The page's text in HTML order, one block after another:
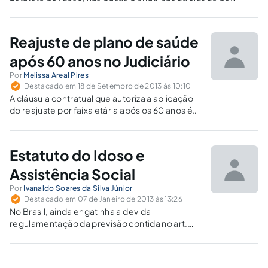
Humana por parte dos administradores e funcionários que
Reajuste de plano de saúde
após 60 anos no Judiciário
Por Melissa Areal Pires
Destacado em 18 de Setembro de 2013 às 10:10
A cláusula contratual que autoriza a aplicação
do reajuste por faixa etária após os 60 anos é
Estatuto do Idoso e
Assistência Social
Por Ivanaldo Soares da Silva Júnior
Destacado em 07 de Janeiro de 2013 às 13:26
No Brasil, ainda engatinha a devida
regulamentação da previsão contida no art.
consonância ou dissonância com a Resolução